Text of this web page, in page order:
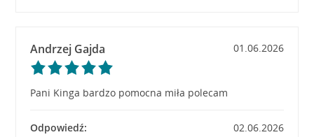
Andrzej Gajda 01.06.2026
Pani Kinga bardzo pomocna miła polecam
Odpowiedź: 02.06.2026